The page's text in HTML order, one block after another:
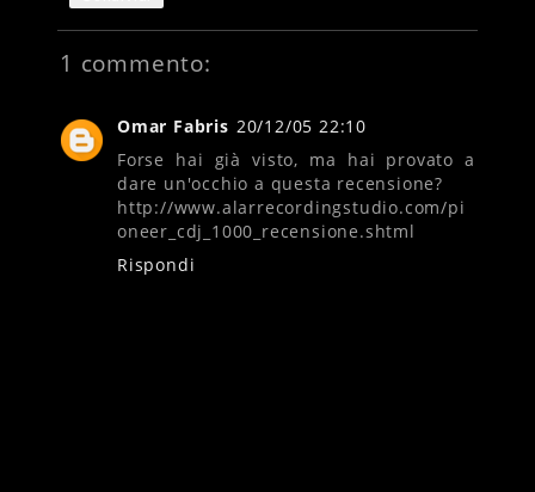
1 commento:
Omar Fabris 20/12/05 22:10
Forse hai già visto, ma hai provato a
dare un'occhio a questa recensione?
http://www.alarrecordingstudio.com/pi
oneer_cdj_1000_recensione.shtml
Rispondi